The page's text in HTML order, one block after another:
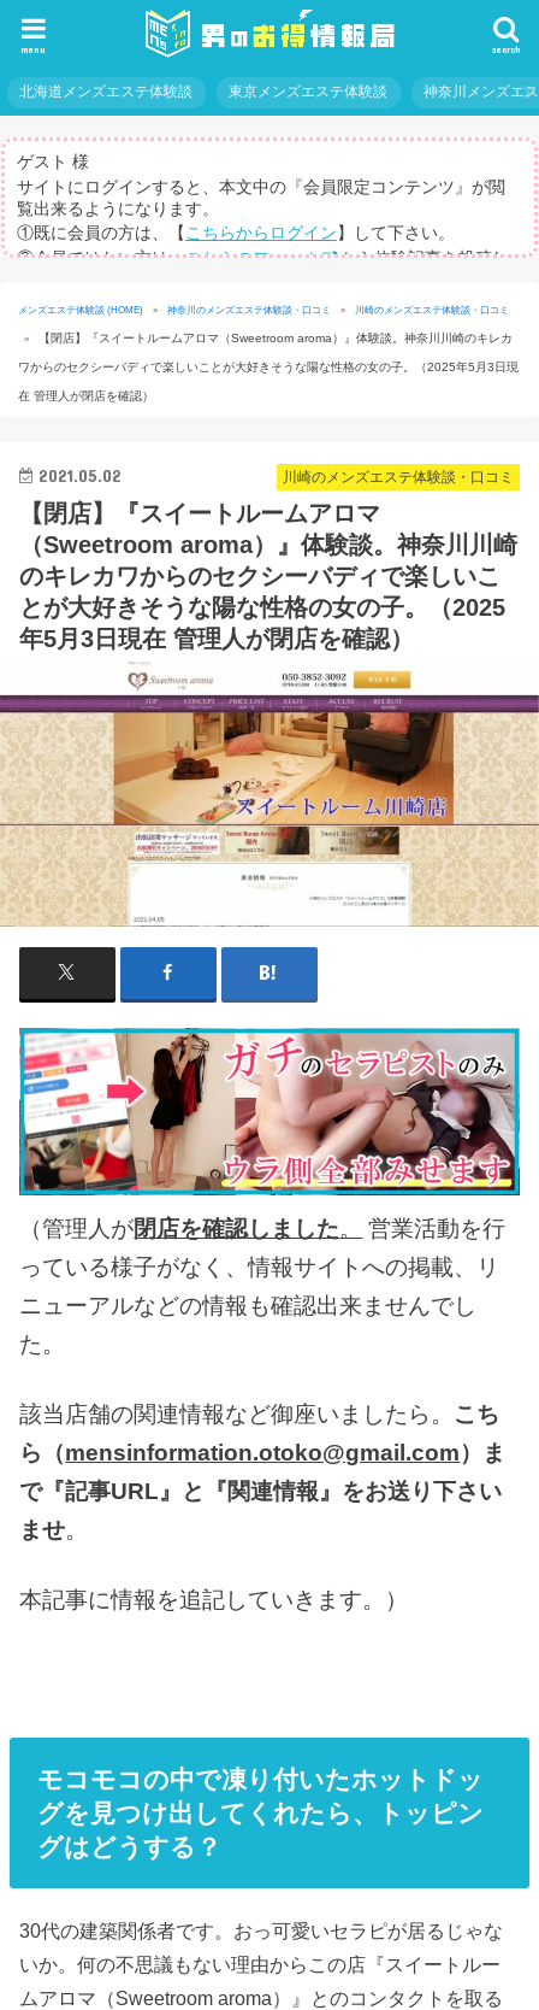
search
menu
北海道メンズエステ体験談 東京メンズエステ体験談 神奈川メンズエ
ゲスト 様
サイトにログインすると、本文中の『会員限定コンテンツ』が閲
覧出来るようになります。
①既に会員の方は、【 こちらからログイン 】して下さい。
②会員ではない方は、こちらのフォーム
から体験記事を投稿し
※体験記事が書けない方や、すべての記事を閲覧したい方のため
メンズエステ体験談 (HOME) » 神奈川のメンズエステ体験談・口コミ » 川崎のメンズエステ体験談・口コミ
» 【閉店】『スイートルームアロマ（Sweetroom aroma）』体験談。神奈川川崎のキレカ
ワからのセクシーバディで楽しいことが大好きそうな陽な性格の女の子。（2025年5月3日現
在 管理人が閉店を確認）
川崎のメンズエステ体験談・口コミ
2021.05.02
【閉店】『スイートルームアロマ
（Sweetroom aroma）』体験談。神奈川川崎
のキレカワからのセクシーバディで楽しいこ
とが大好きそうな陽な性格の女の子。（2025
年5月3日現在 管理人が閉店を確認）
（管理人が閉店を確認しました。
営業活動を行
っている様子がなく、情報サイトへの掲載、リ
ニューアルなどの情報も確認出来ませんでし
た。
該当店舗の関連情報など御座いましたら。 こち
ら（mensinformation.otoko@gmail.com）ま
で『記事URL』と『関連情報』をお送り下さい
ませ。
本記事に情報を追記していきます。）
モコモコの中で凍り付いたホットドッ
グを見つけ出してくれたら、トッピン
グはどうする？
30代の建築関係者です。おっ可愛いセラピが居るじゃな
いか。何の不思議もない理由からこの店『スイートルー
ムアロマ（Sweetroom aroma）』とのコンタクトを取る